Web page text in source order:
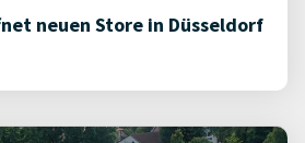
neuen Store in Düsseldorf